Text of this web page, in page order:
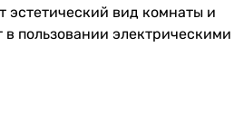
эстетический вид комнаты и
пользовании электрическими